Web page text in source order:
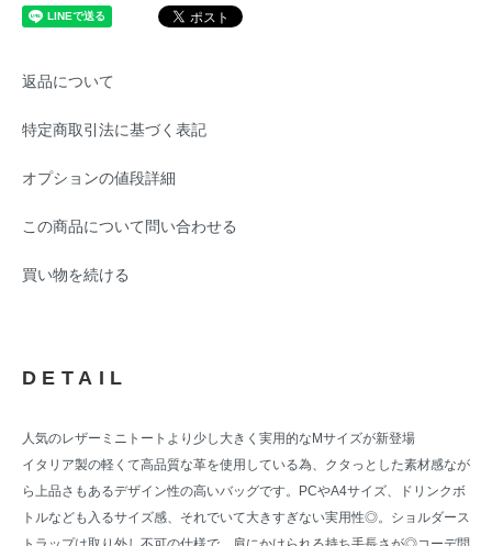
返品について
特定商取引法に基づく表記
オプションの値段詳細
この商品について問い合わせる
買い物を続ける
DETAIL
人気のレザーミニトートより少し大きく実用的なMサイズが新登場
イタリア製の軽くて高品質な革を使用している為、クタっとした素材感なが
ら上品さもあるデザイン性の高いバッグです。PCやA4サイズ、ドリンクボ
トルなども入るサイズ感、それでいて大きすぎない実用性◎。ショルダース